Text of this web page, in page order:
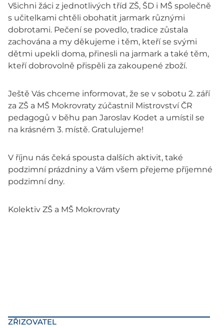
ZŘIZOVATEL
Všichni žáci z jednotlivých tříd ZŠ, ŠD i MŠ společně
s učitelkami chtěli obohatit jarmark různými
dobrotami. Pečení se povedlo, tradice zůstala
zachována a my děkujeme i těm, kteří se svými
dětmi upekli doma, přinesli na jarmark a také těm,
kteří dobrovolně přispěli za zakoupené zboží.
Ještě Vás chceme informovat, že se v sobotu 2. září
za ZŠ a MŠ Mokrovraty zúčastnil Mistrovství ČR
pedagogů v běhu pan Jaroslav Kodet a umístil se
na krásném 3. místě. Gratulujeme!
V říjnu nás čeká spousta dalších aktivit, také
podzimní prázdniny a Vám všem přejeme příjemné
podzimní dny.
Kolektiv ZŠ a MŠ Mokrovraty